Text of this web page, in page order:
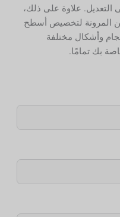
التعديل. علاوة على ذلك،
المرونة لتخصيص أسطح
وأشكال مختلفة
بك تمامًا.